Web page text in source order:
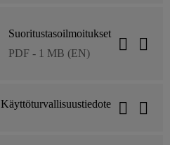
Suoritustasoilmoitukset
PDF - 1 MB (EN)
Käyttöturvallisuustiedote